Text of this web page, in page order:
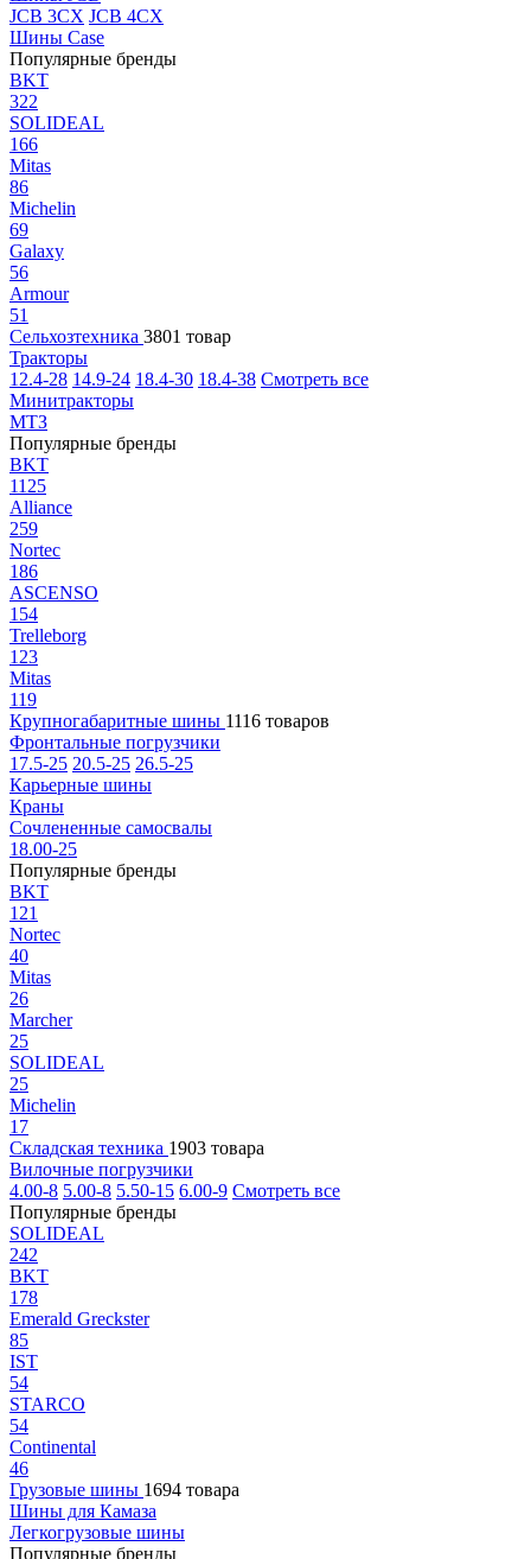
JCB 3CX JCB 4CX
Шины Case
Популярные бренды
BKT
322
SOLIDEAL
166
Mitas
86
Michelin
69
Galaxy
56
Armour
51
Сельхозтехника 3801 товар
Тракторы
12.4-28 14.9-24 18.4-30 18.4-38 Смотреть все
Минитракторы
МТЗ
Популярные бренды
BKT
1125
Alliance
259
Nortec
186
ASCENSO
154
Trelleborg
123
Mitas
119
Крупногабаритные шины 1116 товаров
Фронтальные погрузчики
17.5-25 20.5-25 26.5-25
Карьерные шины
Краны
Сочлененные самосвалы
18.00-25
Популярные бренды
BKT
121
Nortec
40
Mitas
26
Marcher
25
SOLIDEAL
25
Michelin
17
Складская техника 1903 товара
Вилочные погрузчики
4.00-8 5.00-8 5.50-15 6.00-9 Смотреть все
Популярные бренды
SOLIDEAL
242
BKT
178
Emerald Greckster
85
IST
54
STARCO
54
Continental
46
Грузовые шины 1694 товара
Шины для Камаза
Легкогрузовые шины
Популярные бренды